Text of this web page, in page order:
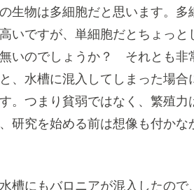
生物は多細胞だと思います。多
いですが、単細胞だとちょっと
いのでしょうか？ それとも非
水槽に混入してしまった場合
。つまり貧弱ではなく、繁殖力
研究を始める前は想像も付かな
槽にもバロニアが混入したので